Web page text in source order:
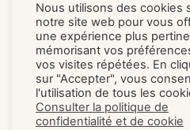
Nous utilisons des cookies
notre site web pour vous
une expérience plus
mémorisant vos
vos visites répétées. En
sur "Accepter", vous
l'utilisation de tous les
Consulter la politique de
confidentialité et de cookie